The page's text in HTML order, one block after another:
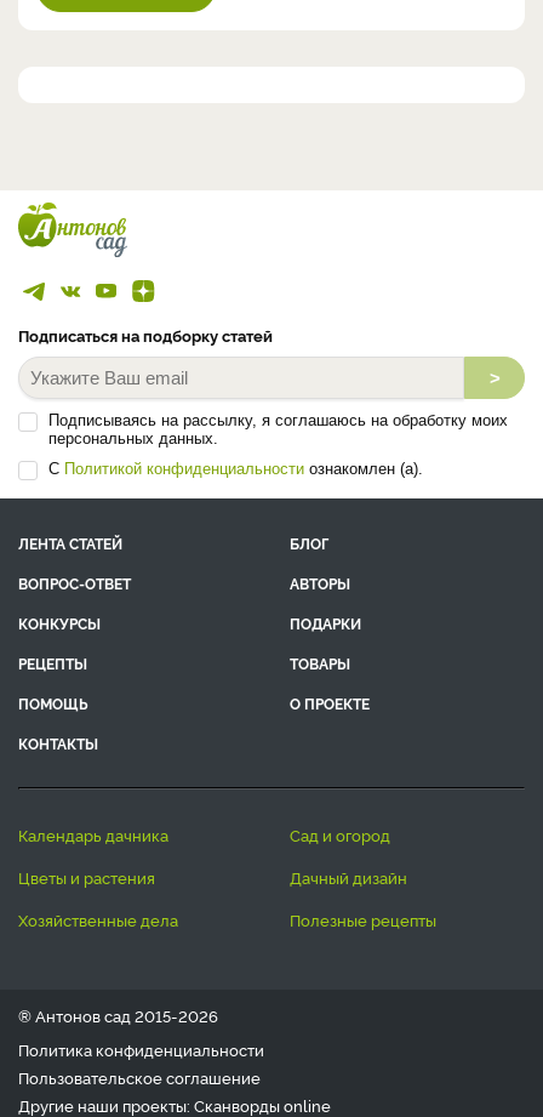
Подписаться на подборку статей
>
Подписываясь на рассылку, я соглашаюсь на обработку моих
персональных данных.
С Политикой конфиденциальности ознакомлен (а).
ЛЕНТА СТАТЕЙ
БЛОГ
ВОПРОС-ОТВЕТ
АВТОРЫ
КОНКУРСЫ
ПОДАРКИ
РЕЦЕПТЫ
ТОВАРЫ
ПОМОЩЬ
О ПРОЕКТЕ
КОНТАКТЫ
календарь дачника
сад и огород
цветы и растения
дачный дизайн
хозяйственные дела
полезные рецепты
® Антонов сад 2015-2026
Политика конфиденциальности
Пользовательское соглашение
Другие наши проекты: Сканвордыonline